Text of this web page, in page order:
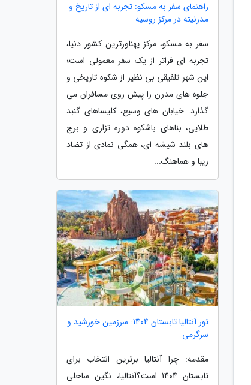
راهنمای سفر به مسکو: تجربه ای از تاریخ و
مدرنیته در مرکز روسیه
سفر به مسکو، مرکز پهناورترین کشور دنیا،
تجربه ای فراتر از یک سفر معمولی است؛
این شهر تلفیقی بی نظیر از شکوه تاریخی و
جلوه های مدرن را پیش روی مسافران می
گذارد. خیابان های وسیع، کلیساهای گنبد
طلایی، بناهای باشکوه دوره تزاری و برج
های بلند شیشه ای، همگی نمادی از تضاد
زیبا و هماهنگ...
تور آنتالیا تابستان 1404: سرزمین خورشید و
سرگرمی
مقدمه: چرا آنتالیا برترین انتخاب برای
تابستان 1404 است؟آنتالیا، نگین ساحلی